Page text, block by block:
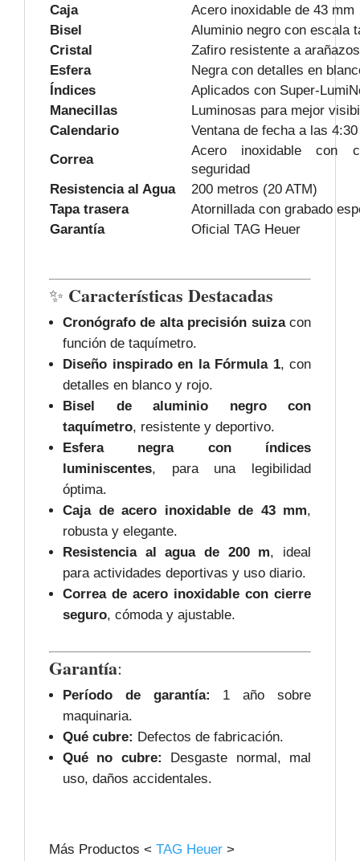
Caja
Acero inoxidable de 43 mm
Bisel
Aluminio negro con escala
Cristal
Zafiro resistente a arañazos
Esfera
Negra con detalles en
Índices
Aplicados con Super-
Manecillas
Luminosas para mejor
Calendario
Ventana de fecha a las 4:30
Correa
Acero inoxidable con
seguridad
Resistencia al Agua
200 metros (20 ATM)
Tapa trasera
Atornillada con grabado
Garantía
Oficial TAG Heuer
✨ Características Destacadas
Cronógrafo de alta precisión suizacon
función de taquímetro.
Diseño inspirado en la Fórmula 1, con
detalles en blanco y rojo.
Bisel de aluminio negro con
taquímetro, resistente y deportivo.
Esfera negra con índices
luminiscentes, para una legibilidad
óptima.
Caja de acero inoxidable de 43 mm,
robusta y elegante.
Resistencia al agua de 200 m, ideal
para actividades deportivas y uso diario.
Correa de acero inoxidable con cierre
seguro, cómoda y ajustable.
Garantía:
Período de garantía: 1 año sobre
maquinaria.
Qué cubre: Defectos de fabricación.
Qué no cubre: Desgaste normal, mal
uso, daños accidentales.
Más Productos < TAG Heuer >